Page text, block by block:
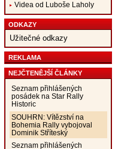
Videa od Luboše Laholy
ODKAZY
Užitečné odkazy
REKLAMA
NEJČTENĚJŠÍ ČLÁNKY
Seznam přihlášených
posádek na Star Rally
Historic
SOUHRN: Vítězství na
Bohemia Rally vybojoval
Dominik Stříteský
Seznam přihlášených